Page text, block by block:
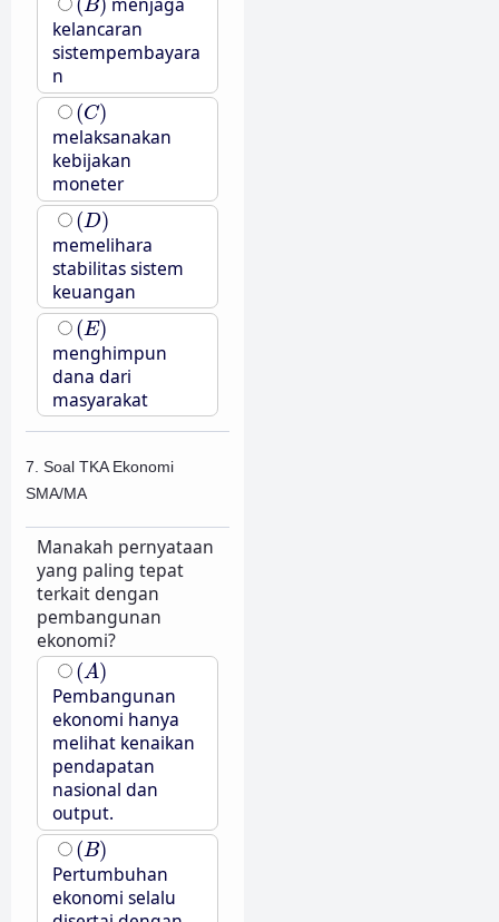
(B) menjaga
kelancaran
sistempembayara
n
(C)
(C)
melaksanakan
kebijakan
moneter
(D)
(D)
memelihara
stabilitas sistem
keuangan
(E)
(E)
menghimpun
dana dari
masyarakat
7. Soal TKA Ekonomi
SMA/MA
Manakah pernyataan
yang paling tepat
terkait dengan
pembangunan
ekonomi?
(A)
(A)
Pembangunan
ekonomi hanya
melihat kenaikan
pendapatan
nasional dan
output.
(B)
(B)
Pertumbuhan
ekonomi selalu